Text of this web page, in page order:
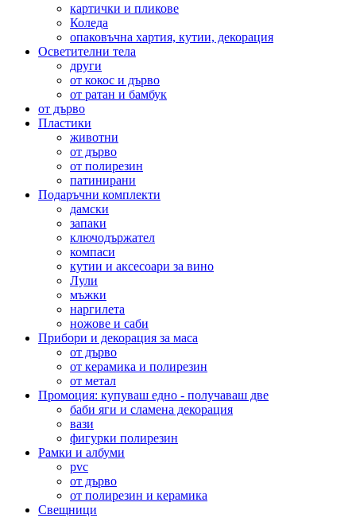
картички и пликове
Коледа
опаковъчна хартия, кутии, декорация
Осветителни тела
други
от кокос и дърво
от ратан и бамбук
от дърво
Пластики
животни
от дърво
от полирезин
патинирани
Подаръчни комплекти
дамски
запаки
ключодържател
компаси
кутии и аксесоари за вино
Лули
мъжки
наргилета
ножове и саби
Прибори и декорация за маса
от дърво
от керамика и полирезин
от метал
Промоция: купуваш едно - получаваш две
баби яги и сламена декорация
вази
фигурки полирезин
Рамки и албуми
pvc
от дърво
от полирезин и керамика
Свещници